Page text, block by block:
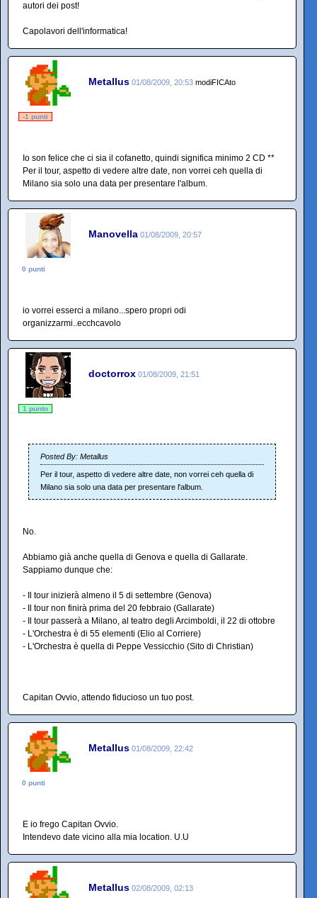
autori dei post!
Capolavori dell'informatica!
Metallus 01/08/2009, 20:53 modiFICAto
-1 punti
Io son felice che ci sia il cofanetto, quindi significa minimo 2 CD **
Per il tour, aspetto di vedere altre date, non vorrei ceh quella di
Milano sia solo una data per presentare l'album.
Manovella 01/08/2009, 20:57
0 punti
io vorrei esserci a milano...spero propri odi
organizzarmi..ecchcavolo
doctorrox 01/08/2009, 21:51
1 punto
Posted By: Metallus
Per il tour, aspetto di vedere altre date, non vorrei ceh quella di
Milano sia solo una data per presentare l'album.
No.
Abbiamo già anche quella di Genova e quella di Gallarate.
Sappiamo dunque che:
- Il tour inizierà almeno il 5 di settembre (Genova)
- Il tour non finirà prima del 20 febbraio (Gallarate)
- Il tour passerà a Milano, al teatro degli Arcimboldi, il 22 di ottobre
- L'Orchestra è di 55 elementi (Elio al Corriere)
- L'Orchestra è quella di Peppe Vessicchio (Sito di Christian)
Capitan Ovvio, attendo fiducioso un tuo post.
Metallus 01/08/2009, 22:42
0 punti
E io frego Capitan Ovvio.
Intendevo date vicino alla mia location. U.U
Metallus 02/08/2009, 02:13